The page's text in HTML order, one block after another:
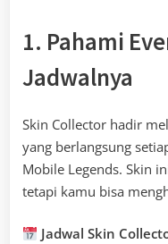
1. Pahami
Jadwalnya
Skin Collector hadir
yang berlangsung
Mobile Legends. Skin
tetapi kamu bisa
Jadwal Skin